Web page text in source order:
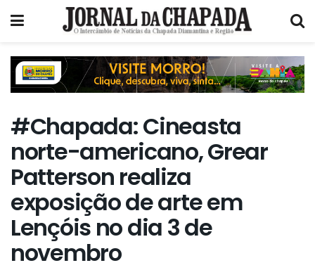
#Chapada: Cineasta
norte-americano, Grear
Patterson realiza
exposição de arte em
Lençóis no dia 3 de
novembro